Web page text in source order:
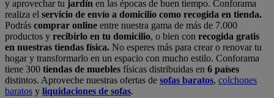
Almería,La Coruña,La Laguna,La Zenia,Lanzarote ,León,
Lleida,Los Barrios,Madrid, Majadahonda,Málaga,Murcia,
Orotava,Palma, Pamplona,Rivas,Sabadell ,Sagunto, Salt, Girona
San Sebastian,Sant Boi, Santander,Santiago de Compostela,
Sevilla,Tamaraceite,Terrassa, Viana,Vilanova i la Geltrú,Zaragoza
Ver más >>
© Conforama Términos y Condiciones Política de privacidad
Política de cookies Configuración de Cookies